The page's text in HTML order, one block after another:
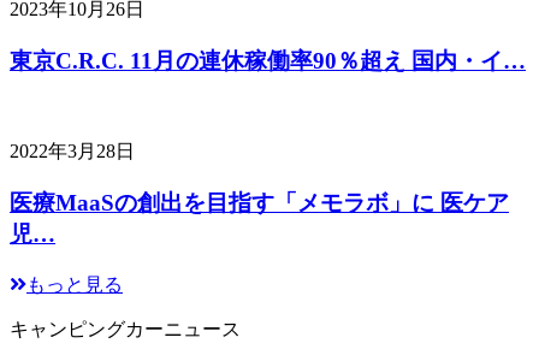
2023年10月26日
東京C.R.C. 11月の連休稼働率90％超え 国内・イ…
2022年3月28日
医療MaaSの創出を目指す「メモラボ」に 医ケア
児…
もっと見る
キャンピングカーニュース